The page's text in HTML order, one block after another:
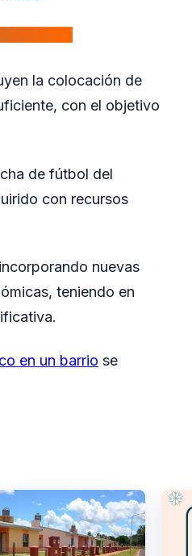
la colocación de
con el objetivo
de fútbol del
con recursos
nuevas
teniendo en
en un barrio se